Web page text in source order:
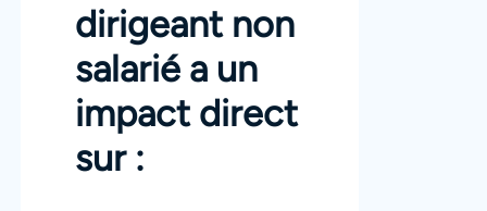
dirigeant non
salarié a un
impact direct
sur :